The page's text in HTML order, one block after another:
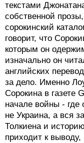
текстами
собственной
сорокинский
говорит, что
которым он
изначально он
английских
за дело. Именно
Сорокина в газете
начале войны - где
не Украина, а вся
Толкиена и
приходит к